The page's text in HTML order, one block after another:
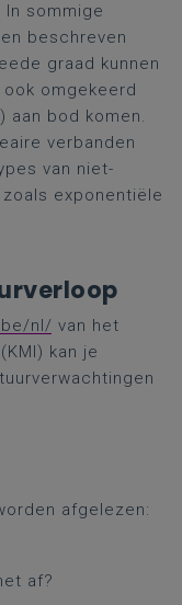
sommige
beschreven
graad kunnen
omgekeerd
aan bod komen.
verbanden
van niet-
exponentiële
nl/ van het
kan je
afgelezen:
af?